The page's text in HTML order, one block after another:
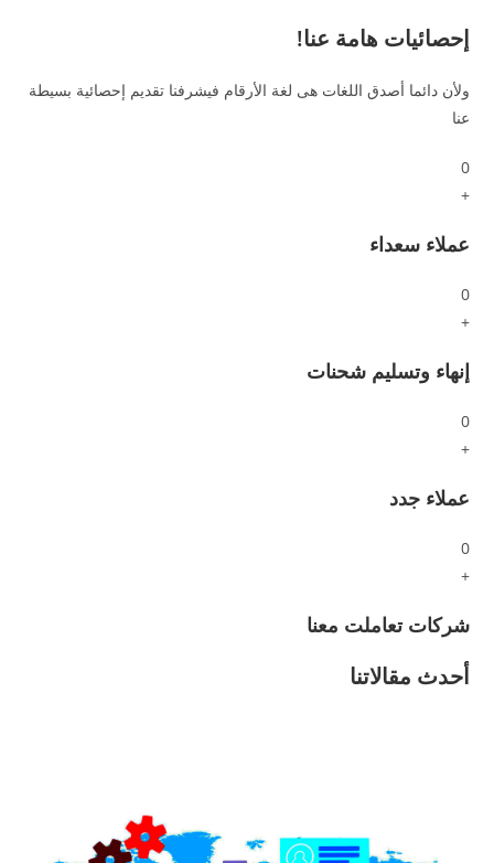
إحصائيات هامة عنا!
ولأن دائما أصدق اللغات هى لغة الأرقام فيشرفنا تقديم إحصائية بسيطة
عنا
0
+
عملاء سعداء
0
+
إنهاء وتسليم شحنات
0
+
عملاء جدد
0
+
شركات تعاملت معنا
أحدث مقالاتنا